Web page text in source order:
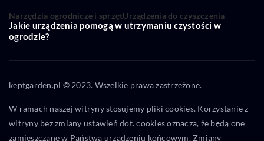
Narzędzia ogrodnicze i sprzętUrządzenia do czyszczenia
Jakie urządzenia pomogą w utrzymaniu czystości w
ogrodzie?
keptgarden.pl © 2023. Wszelkie prawa zastrzeżone.
W ramach naszej witryny stosujemy pliki cookies. Korzystanie z
witryny bez zmiany ustawień dot. cookies oznacza, że będą one
zamieszczane w Państwa urządzeniu końcowym. Zmiany